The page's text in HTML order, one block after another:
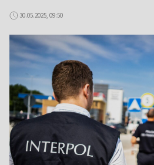
30.05.2025, 09:50